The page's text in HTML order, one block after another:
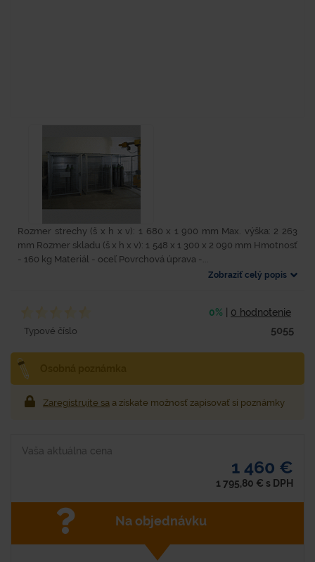
Rozmer strechy (š x h x v): 1 680 x 1 900 mm Max. výška: 2 263
mm Rozmer skladu (š x h x v): 1 548 x 1 300 x 2 090 mm Hmotnosť
- 160 kg Materiál - oceľ Povrchová úprava -...
Zobraziť celý popis
0% 0 hodnotenie
Typové číslo 5055
Zaregistrujte sa a získate možnosť zapisovať si poznámky
Vaša aktuálna cena
1 460 €
1 795,80 € s DPH
Na objednávku